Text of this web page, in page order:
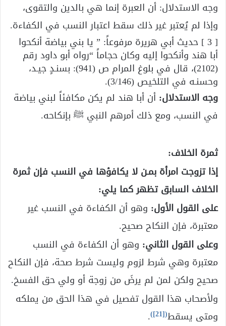
وجه الاستدلال: أن العبرة إنما هي بالدين والتقوى،
وإذا لم يُعتبر غير ذلك سقط اعتبار النسب في الكفاءة.
[ 3 ] حديث أبي هريرة مرفوعاً: ” يا بني بياضة أنكحوا
أبا هند وأنكحوا إليه وكان حجاماً “رواه أبو داود رقم
(2102)، قال في بلوغ المرام ص (941): بسنـدٍ جيـد،
وحسنـه في التلخيص (3/146).
وجه الاستدلال: أن أبا هند لم يكن مكافئاً لبني بياضة
في النسب، ومع ذلك أمرهم النبي ﷺ بإنكاحه.
ثمرة الخلاف:
إذا تزوجت امرأة بمـن لا يكافؤها في النسب فإن ثمرة
الخلاف السابق تظهر كما يلي:
على القول الأول: وهو أن الكفاءة في النسب غير
معتبرة، فإن النكاح صحيح.
وعلى القول الثاني: وهو أن الكفاءة في النسب
معتبرة وهي شرط لزوم وليست شرط صحة، فإن النكاح
صحيح ولكن لمن لم يرضَ من زوجة أو ولي حق الفسخ.
ولأصحاب هذا القول تفصيل في هذا الحق من يملكه
ومتى يسقط(
[21]
)
.